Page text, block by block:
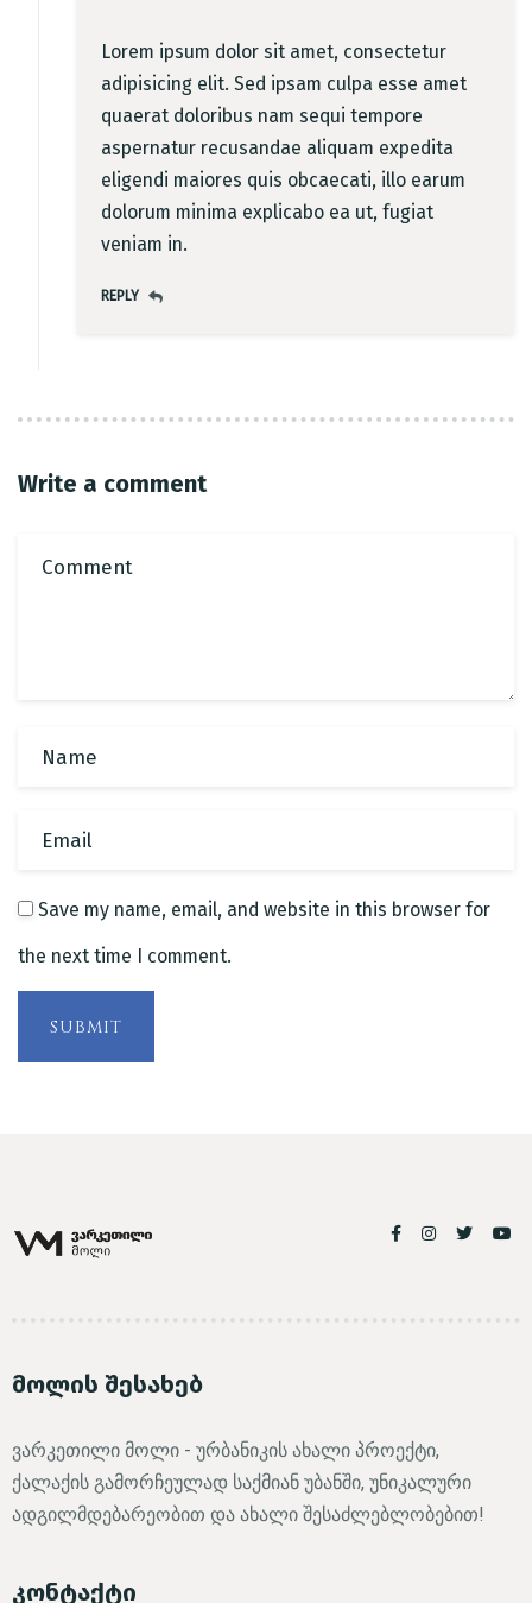
Lorem ipsum dolor sit amet, consectetur
adipisicing elit. Sed ipsam culpa esse amet
quaerat doloribus nam sequi tempore
aspernatur recusandae aliquam expedita
eligendi maiores quis obcaecati, illo earum
dolorum minima explicabo ea ut, fugiat
veniam in.
REPLY
Write a comment
Save my name, email, and website in this browser for
the next time I comment.
SUBMIT
მოლის შესახებ
ვარკეთილი მოლი - ურბანიკის ახალი პროექტი,
ქალაქის გამორჩეულად საქმიან უბანში, უნიკალური
ადგილმდებარეობით და ახალი შესაძლებლობებით!
კონტაქტი